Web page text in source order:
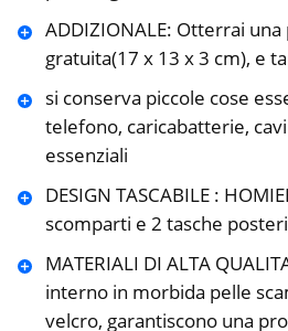
ADDIZIONALE: Otterrai una
gratuita(17 x 13 x 3 cm), e
si conserva piccole cose
telefono, caricabatterie,
essenziali
DESIGN TASCABILE :
scomparti e 2 tasche
MATERIALI DI ALTA
interno in morbida pelle
velcro, garantiscono una